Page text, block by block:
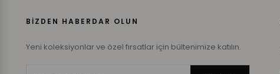
BİZDEN HABERDAR OLUN
Yeni koleksiyonlar ve özel fırsatlar için bültenimize katılın.